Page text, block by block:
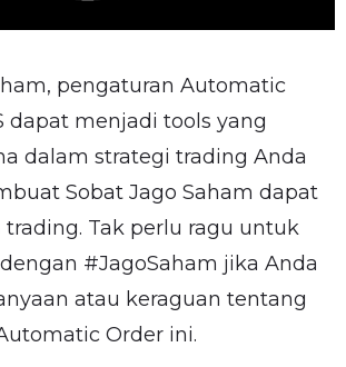
pengaturan Automatic
dapat menjadi tools yang
dalam strategi trading Anda
Sobat Jago Saham dapat
Tak perlu ragu untuk
#JagoSaham jika Anda
atau keraguan tentang
Order ini.